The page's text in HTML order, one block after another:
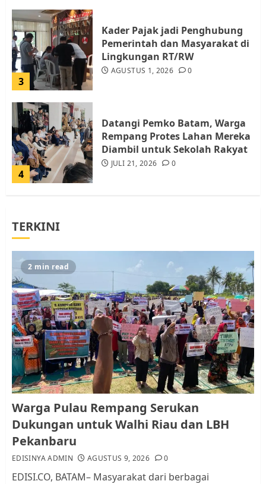
3
Kader Pajak jadi Penghubung
Pemerintah dan Masyarakat di
Lingkungan RT/RW
AGUSTUS 1, 2026 0
4
Datangi Pemko Batam, Warga
Rempang Protes Lahan Mereka
Diambil untuk Sekolah Rakyat
JULI 21, 2026 0
5
Resahkan Warga
JULI 17, 2026 0
1
Warga Pulau Rempang Serukan
Dukungan untuk Walhi Riau
dan LBH Pekanbaru
AGUSTUS 9, 2026 0
2
Pemko Batam Tegaskan RT dan
RW bukan Petugas Pendataan
dan Pemungutan Pajak
TERKINI
2 min read
Warga Pulau Rempang Serukan
Dukungan untuk Walhi Riau dan LBH
Pekanbaru
EDISINYA ADMIN AGUSTUS 9, 2026 0
EDISI.CO, BATAM– Masyarakat dari berbagai